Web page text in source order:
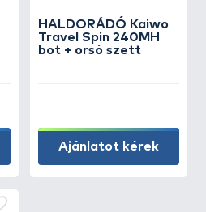
HALDORÁDÓ Kaiwo
Travel Spin 240MH
bot + orsó szett
Ajánlatot kérek